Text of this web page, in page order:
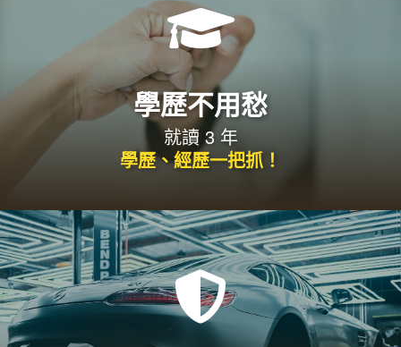

學歷不用愁
就讀 3 年
學歷、經歷一把抓！
